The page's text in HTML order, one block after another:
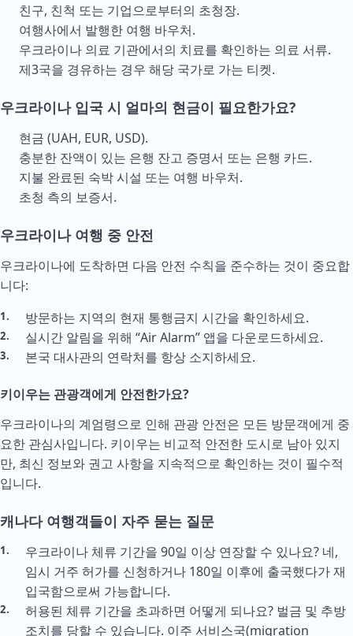
친구, 친척 또는 기업으로부터의 초청장.
여행사에서 발행한 여행 바우처.
우크라이나 의료 기관에서의 치료를 확인하는 의료 서류.
제3국을 경유하는 경우 해당 국가로 가는 티켓.
우크라이나 입국 시 얼마의 현금이 필요한가요?
현금 (UAH, EUR, USD).
충분한 잔액이 있는 은행 잔고 증명서 또는 은행 카드.
지불 완료된 숙박 시설 또는 여행 바우처.
초청 측의 보증서.
우크라이나 여행 중 안전
우크라이나에 도착하면 다음 안전 수칙을 준수하는 것이 중요합
니다:
방문하는 지역의 현재 통행금지 시간을 확인하세요.
실시간 알림을 위해 “Air Alarm” 앱을 다운로드하세요.
본국 대사관의 연락처를 항상 소지하세요.
키이우는 관광객에게 안전한가요?
우크라이나의 계엄령으로 인해 관광 안전은 모든 방문객에게 중
요한 관심사입니다. 키이우는 비교적 안전한 도시로 남아 있지
만, 최신 정보와 권고 사항을 지속적으로 확인하는 것이 필수적
입니다.
캐나다 여행객들이 자주 묻는 질문
우크라이나 체류 기간을 90일 이상 연장할 수 있나요? 네,
임시 거주 허가를 신청하거나 180일 이후에 출국했다가 재
입국함으로써 가능합니다.
허용된 체류 기간을 초과하면 어떻게 되나요? 벌금 및 추방
조치를 당할 수 있습니다. 이주 서비스국(migration